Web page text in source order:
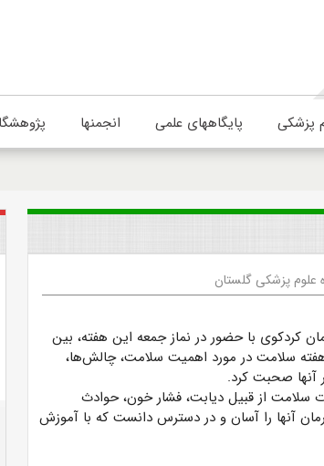
پزشکی پایگاههای علمی انجمنها
علوم پزشکی گلستان
کردکوی با حضور در نماز جمعه این هفته، بین
سلامت در مورد اهمیت سلامت، چالش‌ها،
آنها صحبت کرد.
سلامت از قبیل دیابت، فشار خون، حوادث
آنها را آسان و در دسترس دانست که با آموزش